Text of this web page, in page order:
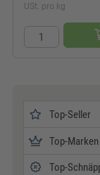
USt. pro kg
Top-Seller
Top-Marken
Top-